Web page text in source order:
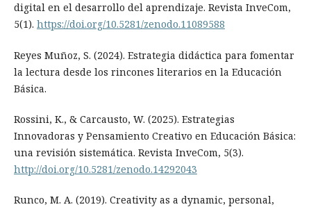
digital en el desarrollo del aprendizaje. Revista InveCom,
5(1). https://doi.org/10.5281/zenodo.11089588
Reyes Muñoz, S. (2024). Estrategia didáctica para fomentar
la lectura desde los rincones literarios en la Educación
Básica.
Rossini, K., & Carcausto, W. (2025). Estrategias
Innovadoras y Pensamiento Creativo en Educación Básica:
una revisión sistemática. Revista InveCom, 5(3).
http://doi.org/10.5281/zenodo.14292043
Runco, M. A. (2019). Creativity as a dynamic, personal,